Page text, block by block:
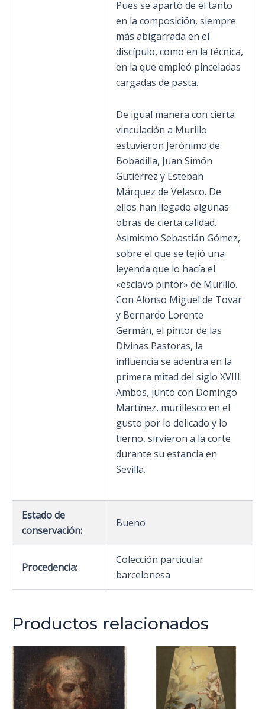
Pues se apartó de él tanto
en la composición, siempre
más abigarrada en el
discípulo, como en la técnica,
en la que empleó pinceladas
cargadas de pasta.
De igual manera con cierta
vinculación a Murillo
estuvieron Jerónimo de
Bobadilla, Juan Simón
Gutiérrez y Esteban
Márquez de Velasco. De
ellos han llegado algunas
obras de cierta calidad.
Asimismo Sebastián Gómez,
sobre el que se tejió una
leyenda que lo hacía el
«esclavo pintor» de Murillo.
Con Alonso Miguel de Tovar
y Bernardo Lorente
Germán, el pintor de las
Divinas Pastoras, la
influencia se adentra en la
primera mitad del siglo XVIII.
Ambos, junto con Domingo
Martínez, murillesco en el
gusto por lo delicado y lo
tierno, sirvieron a la corte
durante su estancia en
Sevilla.
Estado de
conservación:
Bueno
Procedencia:
Colección particular
barcelonesa
Productos relacionados